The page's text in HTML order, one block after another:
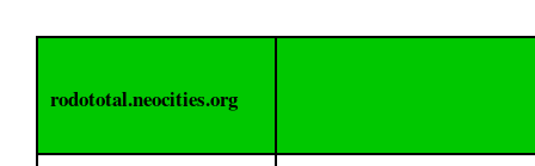
rodototal.neocities.org